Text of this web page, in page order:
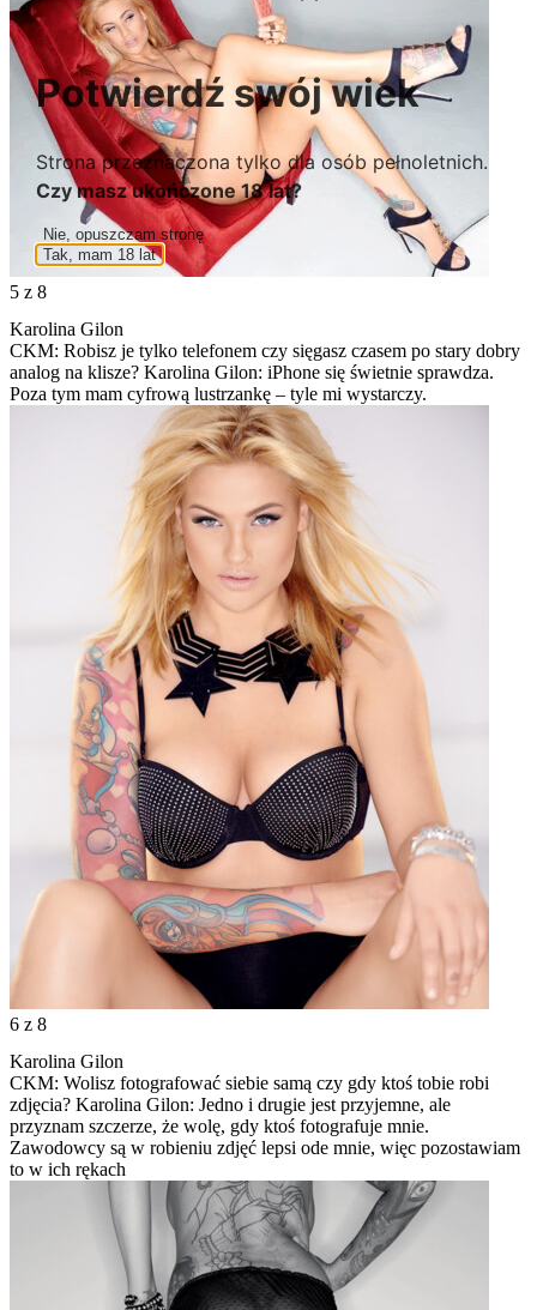
5 z 8
Karolina Gilon
CKM: Robisz je tylko telefonem czy sięgasz czasem po stary dobry
analog na klisze? Karolina Gilon: iPhone się świetnie sprawdza.
Poza tym mam cyfrową lustrzankę – tyle mi wystarczy.
6 z 8
Karolina Gilon
CKM: Wolisz fotografować siebie samą czy gdy ktoś tobie robi
zdjęcia? Karolina Gilon: Jedno i drugie jest przyjemne, ale
przyznam szczerze, że wolę, gdy ktoś fotografuje mnie.
Zawodowcy są w robieniu zdjęć lepsi ode mnie, więc pozostawiam
to w ich rękach
Potwierdź swój wiek
Strona przeznaczona tylko dla osób pełnoletnich.
Czy masz ukończone 18 lat?
Nie, opuszczam stronę
Tak, mam 18 lat